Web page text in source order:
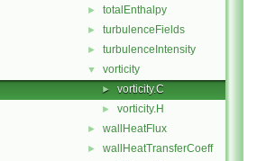
► totalEnthalpy
► turbulenceFields
► turbulenceIntensity
▼ vorticity
► vorticity.C
► vorticity.H
► wallHeatFlux
► wallHeatTransferCoeff